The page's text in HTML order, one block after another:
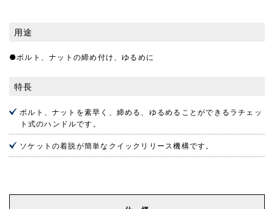
用途
●ボルト、ナットの締め付け、ゆるめに
特長
ボルト、ナットを素早く、締める、ゆるめることができるラチェッ
ト式のハンドルです。
ソケットの着脱が簡単なクイックリリース機構です。